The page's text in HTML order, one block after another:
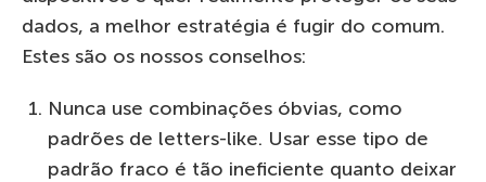
dados, a melhor estratégia é fugir do comum.
Estes são os nossos conselhos:
Nunca use combinações óbvias, como
padrões de letters-like. Usar esse tipo de
padrão fraco é tão ineficiente quanto deixar